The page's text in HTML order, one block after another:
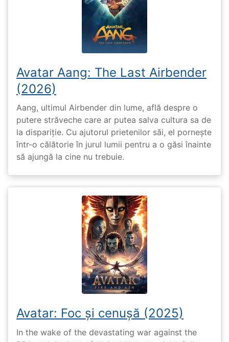
Avatar Aang: The Last Airbender
(2026)
Aang, ultimul Airbender din lume, află despre o
putere străveche care ar putea salva cultura sa de
la dispariție. Cu ajutorul prietenilor săi, el pornește
într-o călătorie în jurul lumii pentru a o găsi înainte
să ajungă la cine nu trebuie.
Avatar: Foc și cenușă (2025)
In the wake of the devastating war against the